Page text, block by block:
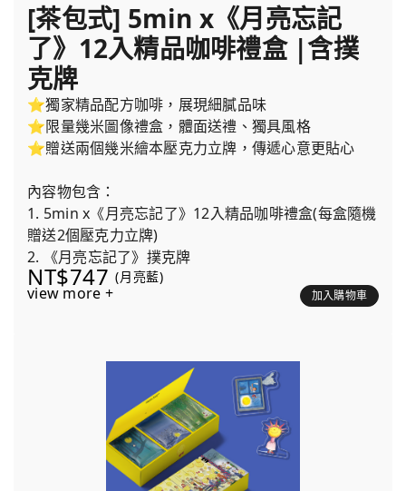
[茶包式] 5min x《月亮忘記
了》12入精品咖啡禮盒 |含撲
克牌
⭐獨家精品配方咖啡，展現細膩品味
⭐限量幾米圖像禮盒，體面送禮、獨具風格
⭐贈送兩個幾米繪本壓克力立牌，傳遞心意更貼心
內容物包含：
1. 5min x《月亮忘記了》12入精品咖啡禮盒(每盒隨機
贈送2個壓克力立牌)
2. 《月亮忘記了》撲克牌
NT$747 (月亮藍)
view more + 加入購物車